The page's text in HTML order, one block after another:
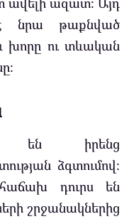
նրա թաքնված
և խորը ու տևական
են իրենց
ձգտումով։
դուրս են
շրջանակներից